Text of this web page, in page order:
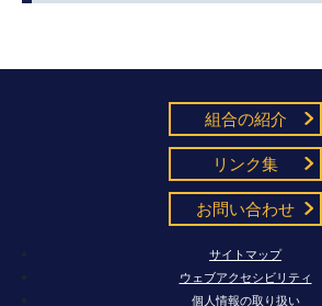
組合の紹介
リンク集
お問い合わせ
サイトマップ
ウェブアクセシビリティ
個人情報の取り扱い